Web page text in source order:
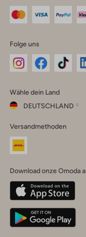
Folge uns
Instagram
Facebook
TikTok
Wähle dein Land
DEUTSCHLAND
dein
Land
Belgique
Deutschland
Versandmethoden
Download onze Omoda